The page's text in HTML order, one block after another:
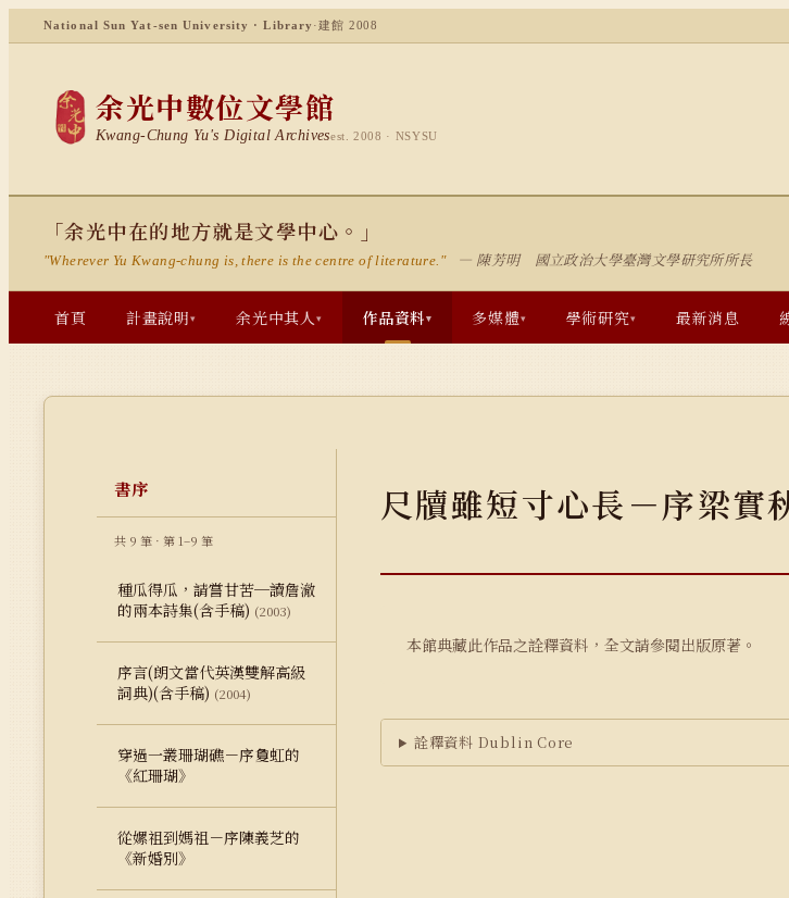
National Sun Yat-sen University · Library ·建館 2008
余光中數位文學館
Kwang-Chung Yu's Digital Archivesest. 2008 · NSYSU
「余光中在的地方就是文學中心。」
"Wherever Yu Kwang-chung is, there is the centre of literature." — 陳芳明 國立政治大學臺灣文學研究所所長
首頁 計畫說明▾ 余光中其人▾ 作品資料▾ 多媒體▾ 學術研究▾ 最新消息
書序
共 9 筆 · 第 1–9 筆
種瓜得瓜，請嘗甘苦─讀詹澈
的兩本詩集(含手稿) (2003)
序言(朗文當代英漢雙解高級
詞典)(含手稿) (2004)
穿過一叢珊瑚礁－序敻虹的
《紅珊瑚》
從嫘祖到媽祖－序陳義芝的
《新婚別》
尺牘雖短寸心長－序梁實
本館典藏此作品之詮釋資料，全文請參閱出版原著。
詮釋資料 Dublin Core